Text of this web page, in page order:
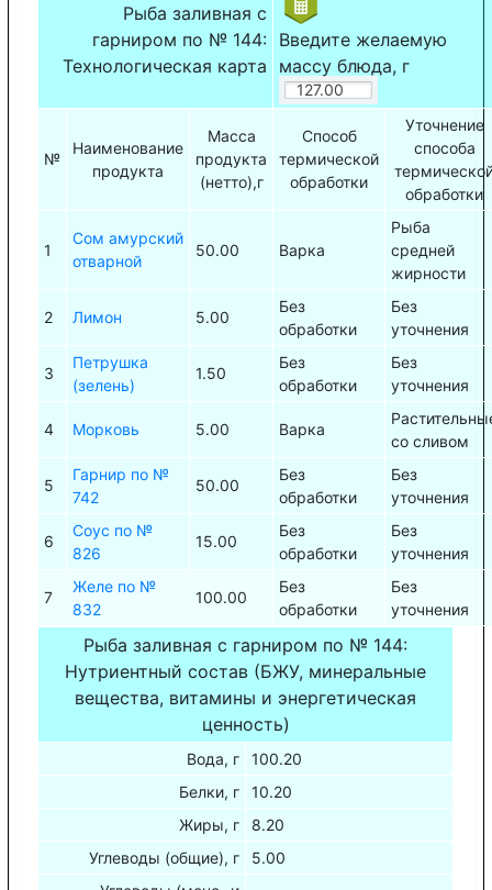
Рыба заливная с
гарниром по № 144:
Технологическая карта
Введите желаемую
массу блюда, г
№
Наименование
продукта
Масса
продукта
(нетто),г
Способ
термической
обработки
Уточнение
способа
обработки
1
Сом амурский
отварной
50.00 Варка
Рыба
средней
жирности
2 Лимон 5.00
Без
обработки
Без
уточнения
3
Петрушка
(зелень)
1.50
Без
обработки
Без
уточнения
4 Морковь 5.00 Варка
со сливом
5
Гарнир по №
742
50.00
Без
обработки
Без
уточнения
6
Соус по №
826
15.00
Без
обработки
Без
уточнения
7
Желе по №
832
100.00
Без
обработки
Без
уточнения
Рыба заливная с гарниром по № 144:
Нутриентный состав (БЖУ, минеральные
вещества, витамины и энергетическая
ценность)
Вода, г
100.20
Белки, г
10.20
Жиры, г
8.20
Углеводы (общие), г
5.00